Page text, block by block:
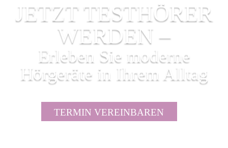
JETZT TESTHÖRER
WERDEN –
Erleben Sie moderne
Hörgeräte in Ihrem Alltag
TERMIN VEREINBAREN